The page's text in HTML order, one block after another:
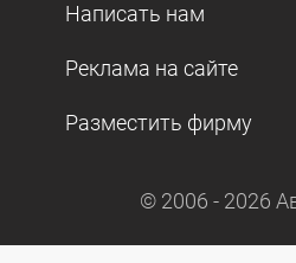
Написать нам
Реклама на сайте
Разместить фирму
© 2006 - 2026